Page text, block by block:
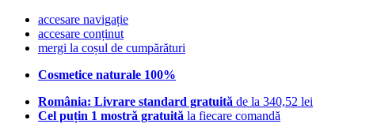
accesare navigație
accesare conținut
mergi la coșul de cumpărături
Cosmetice naturale 100%
România: Livrare standard gratuită de la 340,52 lei
Cel puțin 1 mostră gratuită la fiecare comandă